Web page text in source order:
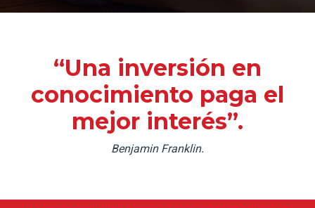
“Una inversión en
conocimiento paga el
mejor interés”.
Benjamin Franklin.